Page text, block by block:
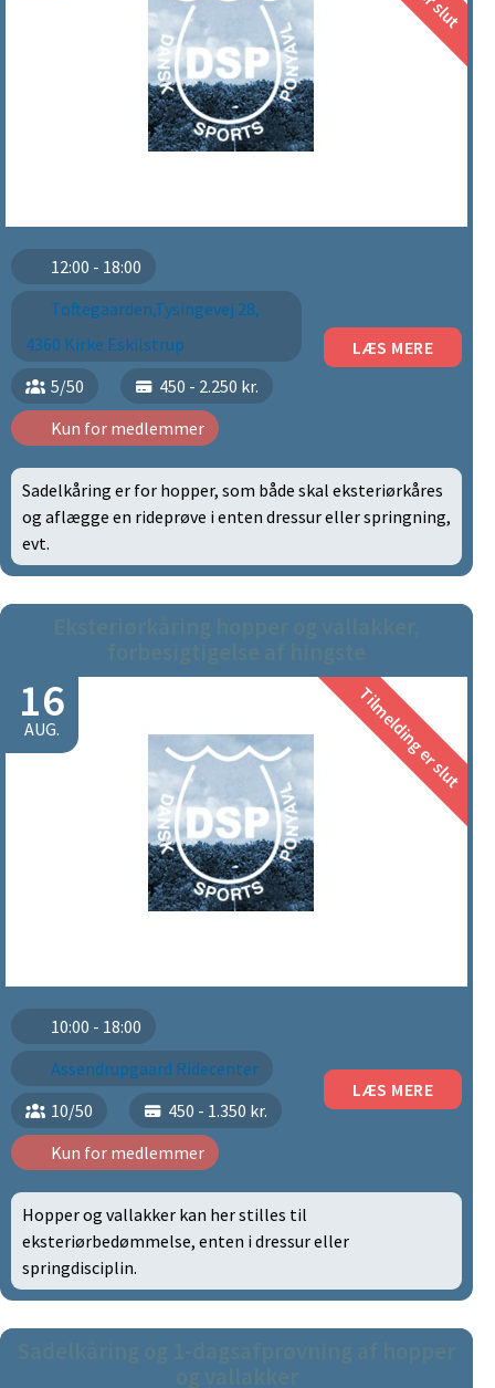
12:00 - 18:00
Toftegaarden,Tysingevej 28,
4360 Kirke Eskilstrup
5/50
450 - 2.250 kr.
Kun for medlemmer
LÆS MERE
Sadelkåring er for hopper, som både skal eksteriørkåres
og aflægge en rideprøve i enten dressur eller springning,
evt.
16
AUG. Tilmelding er slut
10:00 - 18:00
Assendrupgaard Ridecenter
10/50
450 - 1.350 kr.
Kun for medlemmer
LÆS MERE
Hopper og vallakker kan her stilles til
eksteriørbedømmelse, enten i dressur eller
springdisciplin.